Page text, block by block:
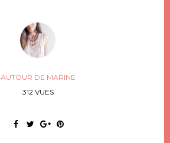
AUTOUR DE MARINE
312 VUES